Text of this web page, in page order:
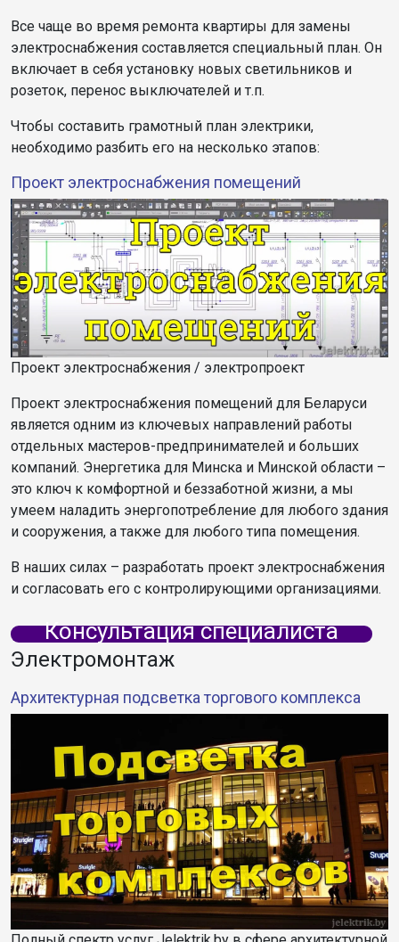
Все чаще во время ремонта квартиры для замены
электроснабжения составляется специальный план. Он
включает в себя установку новых светильников и
розеток, перенос выключателей и т.п.
Чтобы составить грамотный план электрики,
необходимо разбить его на несколько этапов:
Проект электроснабжения помещений
Проект электроснабжения / электропроект
Проект электроснабжения помещений для Беларуси
является одним из ключевых направлений работы
отдельных мастеров-предпринимателей и больших
компаний. Энергетика для Минска и Минской области –
это ключ к комфортной и беззаботной жизни, а мы
умеем наладить энергопотребление для любого здания
и сооружения, а также для любого типа помещения.
В наших силах – разработать проект электроснабжения
и согласовать его с контролирующими организациями.
Консультация специалиста
Электромонтаж
Архитектурная подсветка торгового комплекса